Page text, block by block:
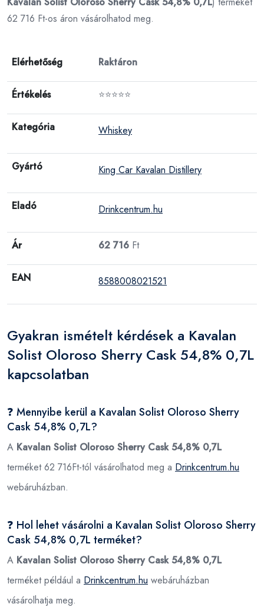
62 716 Ft-os áron vásárolhatod meg.
Elérhetőség Raktáron
Értékelés ⭐⭐⭐⭐⭐
Kategória Whiskey
Gyártó King Car Kavalan Distillery
Eladó Drinkcentrum.hu
Ár 62 716 Ft
EAN 8588008021521
Gyakran ismételt kérdések a Kavalan
Solist Oloroso Sherry Cask 54,8% 0,7L
kapcsolatban
❓ Mennyibe kerül a Kavalan Solist Oloroso Sherry
Cask 54,8% 0,7L?
A Kavalan Solist Oloroso Sherry Cask 54,8% 0,7L
terméket 62 716Ft-tól vásárolhatod meg a Drinkcentrum.hu
webáruházban.
❓ Hol lehet vásárolni a Kavalan Solist Oloroso Sherry
Cask 54,8% 0,7L terméket?
A Kavalan Solist Oloroso Sherry Cask 54,8% 0,7L
terméket például a Drinkcentrum.hu webáruházban
vásárolhatja meg.